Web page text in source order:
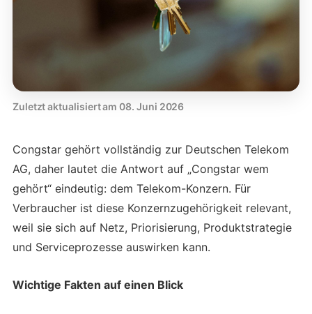
Zuletzt aktualisiert am 08. Juni 2026
Congstar gehört vollständig zur Deutschen Telekom
AG, daher lautet die Antwort auf „Congstar wem
gehört“ eindeutig: dem Telekom-Konzern. Für
Verbraucher ist diese Konzernzugehörigkeit relevant,
weil sie sich auf Netz, Priorisierung, Produktstrategie
und Serviceprozesse auswirken kann.
Wichtige Fakten auf einen Blick